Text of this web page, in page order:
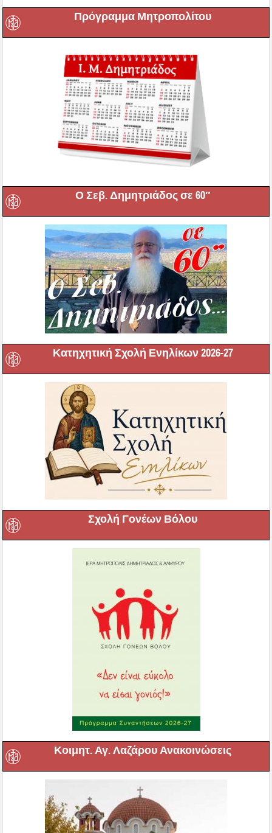
Πρόγραμμα Μητροπολίτου
Ο Σεβ. Δημητριάδος σε 60″
Κατηχητική Σχολή Ενηλίκων 2026-27
Σχολή Γονέων Βόλου
Κοιμητ. Αγ. Λαζάρου Ανακοινώσεις